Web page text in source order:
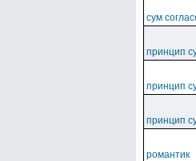
сум
принцип
принцип
принцип
романтик